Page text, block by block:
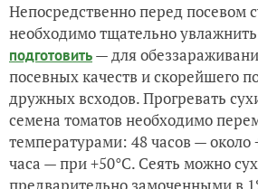
Непосредственно перед посевом
необходимо тщательно
подготовить— для
посевных качеств и скорейшего
дружных всходов. Прогревать
семена томатов необходимо
температурами: 48 часов — около
часа — при +50°С. Сеять можно